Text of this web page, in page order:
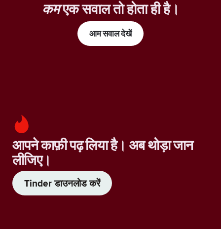
कमएक सवाल तो होता ही है।
आम सवाल देखें
आपने काफ़ी पढ़ लिया है। अब थोड़ा जान
लीजिए।
Tinder डाउनलोड करें